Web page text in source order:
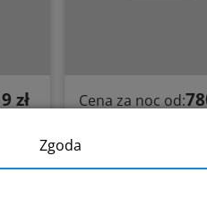
zł Cena za noc od:
Belnihel
Hel, ul.
Zgoda